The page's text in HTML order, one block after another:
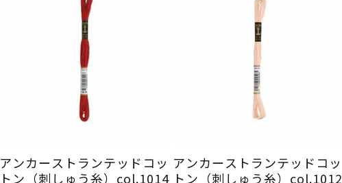
アンカーストランテッドコッ
トン（刺しゅう糸）col.1014
アンカーストランテッドコッ
トン（刺しゅう糸）col.1012